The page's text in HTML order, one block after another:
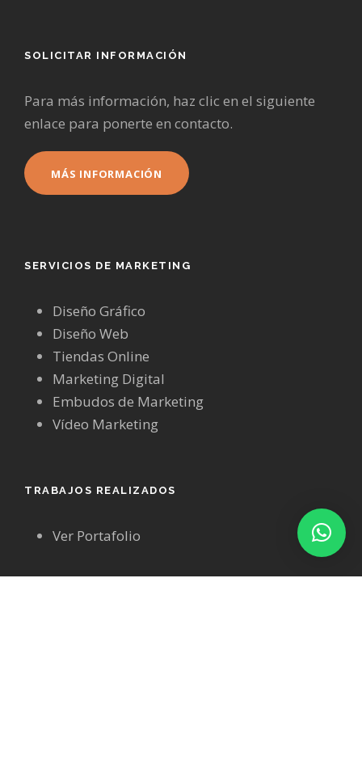
SOLICITAR INFORMACIÓN
Para más información, haz clic en el siguiente
enlace para ponerte en contacto.
MÁS INFORMACIÓN
SERVICIOS DE MARKETING
Diseño Gráfico
Diseño Web
Tiendas Online
Marketing Digital
Embudos de Marketing
Vídeo Marketing
TRABAJOS REALIZADOS
Ver Portafolio